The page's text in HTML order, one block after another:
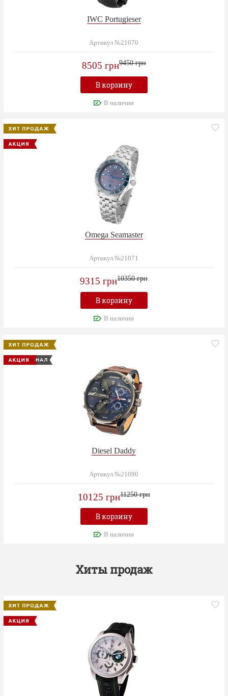
IWC Portugieser
Артикул №21070
8505 грн9450 грн
В корзину
В наличии
Omega Seamaster
Артикул №21071
9315 грн10350 грн
В корзину
В наличии
Diesel Daddy
Артикул №21090
10125 грн11250 грн
В корзину
В наличии
Хиты продаж